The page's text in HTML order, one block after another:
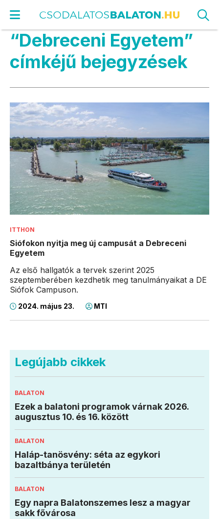
“Debreceni Egyetem”
címkéjű bejegyzések
ITTHON
Siófokon nyitja meg új campusát a Debreceni
Egyetem
Az első hallgatók a tervek szerint 2025
szeptemberében kezdhetik meg tanulmányaikat a DE
Siófok Campuson.
2024. május 23. MTI
Legújabb cikkek
BALATON
Ezek a balatoni programok várnak 2026.
augusztus 10. és 16. között
BALATON
Haláp-tanösvény: séta az egykori
bazaltbánya területén
BALATON
Egy napra Balatonszemes lesz a magyar
sakk fővárosa